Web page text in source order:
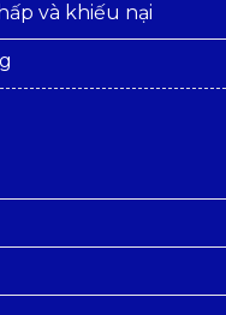
và khiếu nại